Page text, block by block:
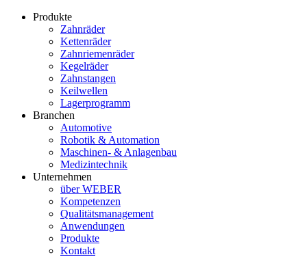
Produkte
Zahnräder
Kettenräder
Zahnriemenräder
Kegelräder
Zahnstangen
Keilwellen
Lagerprogramm
Branchen
Automotive
Robotik & Automation
Maschinen- & Anlagenbau
Medizintechnik
Unternehmen
über WEBER
Kompetenzen
Qualitätsmanagement
Anwendungen
Produkte
Kontakt